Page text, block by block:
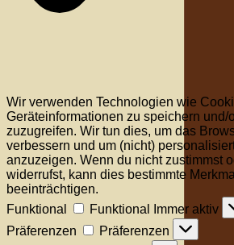
Wir verwenden Technologien wie
Geräteinformationen zu speichern und/
zuzugreifen. Wir tun dies, um das
verbessern und um (nicht)
anzuzeigen. Wenn du nicht zustimmst
widerrufst, kann dies bestimmte
beeinträchtigen.
Funktional
Funktional
Immer aktiv
Präferenzen
Präferenzen